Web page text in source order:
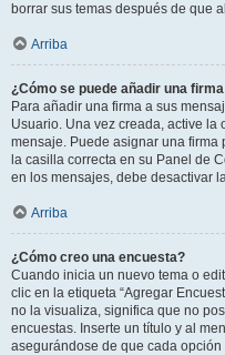
borrar sus temas después de que
Arriba
¿Cómo se puede añadir una
Para añadir una firma a sus
Usuario. Una vez creada, active la
mensaje. Puede asignar una firma
la casilla correcta en su Panel de
en los mensajes, debe desactivar
Arriba
¿Cómo creo una encuesta?
Cuando inicia un nuevo tema o
clic en la etiqueta “Agregar
no la visualiza, significa que no
encuestas. Inserte un título y al
asegurándose de que cada